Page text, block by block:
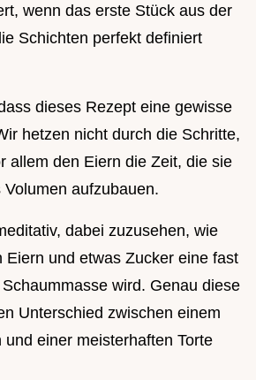
wenn das erste Stück aus der
Schichten perfekt definiert
dieses Rezept eine gewisse
hetzen nicht durch die Schritte,
allem den Eiern die Zeit, die sie
aufzubauen.
dabei zuzusehen, wie
Eiern und etwas Zucker eine fast
wird. Genau diese
Unterschied zwischen einem
einer meisterhaften Torte